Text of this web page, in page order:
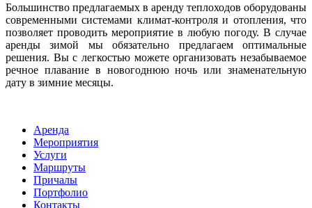
Большинство предлагаемых в аренду теплоходов оборудованы
современными системами климат-контроля и отопления, что
позволяет проводить мероприятие в любую погоду. В случае
аренды зимой мы обязательно предлагаем оптимальные
решения. Вы с легкостью можете организовать незабываемое
речное плавание в новогоднюю ночь или знаменательную
дату в зимние месяцы.
Аренда
Мероприятия
Услуги
Маршруты
Причалы
Портфолио
Контакты